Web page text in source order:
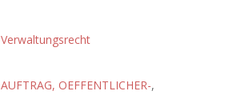
Verwaltungsrecht
AUFTRAG, OEFFENTLICHER-,